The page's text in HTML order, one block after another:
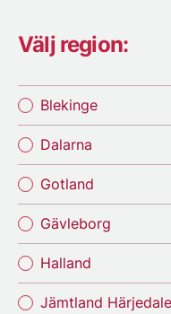
Välj region:
Blekinge
Dalarna
Gotland
Gävleborg
Halland
Jämtland